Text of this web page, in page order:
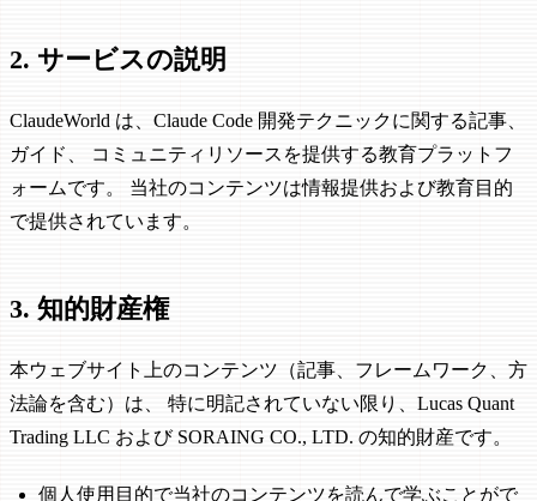
2. サービスの説明
ClaudeWorld は、Claude Code 開発テクニックに関する記事、
ガイド、 コミュニティリソースを提供する教育プラットフ
ォームです。 当社のコンテンツは情報提供および教育目的
で提供されています。
3. 知的財産権
本ウェブサイト上のコンテンツ（記事、フレームワーク、方
法論を含む）は、 特に明記されていない限り、Lucas Quant
Trading LLC および SORAING CO., LTD. の知的財産です。
個人使用目的で当社のコンテンツを読んで学ぶことがで